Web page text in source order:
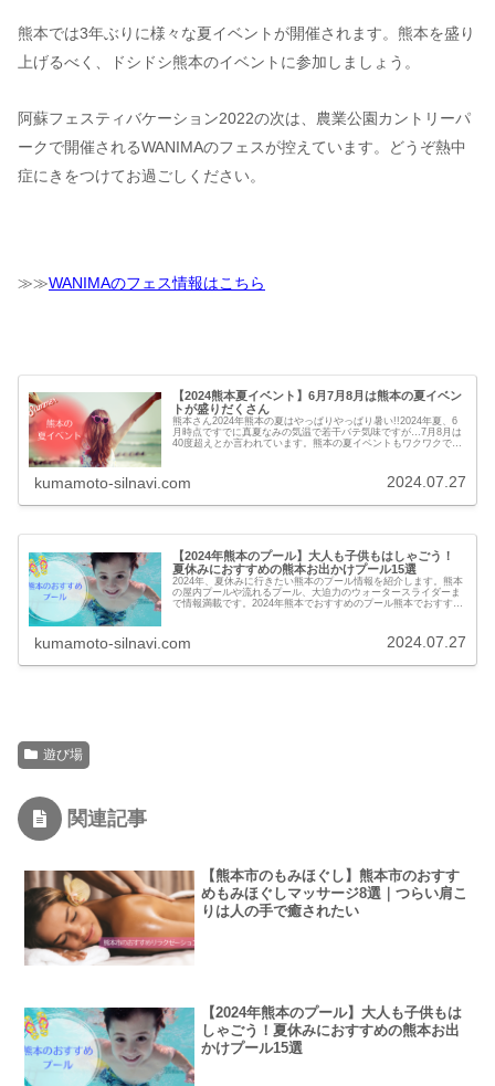
熊本では3年ぶりに様々な夏イベントが開催されます。熊本を盛り
上げるべく、ドシドシ熊本のイベントに参加しましょう。
阿蘇フェスティバケーション2022の次は、農業公園カントリーパ
ークで開催されるWANIMAのフェスが控えています。どうぞ熱中
症にきをつけてお過ごしください。
≫≫WANIMAのフェス情報はこちら
【2024熊本夏イベント】6月7月8月は熊本の夏イベン
トが盛りだくさん
熊本さん2024年熊本の夏はやっぱりやっぱり暑い!!2024年夏、6
月時点ですでに真夏なみの気温で若干バテ気味ですが…7月8月は
40度超えとか言われています。熊本の夏イベントもワクワクです
kumamoto-silnavi.com 2024.07.27
【2024年熊本のプール】大人も子供もはしゃごう！
夏休みにおすすめの熊本お出かけプール15選
2024年、夏休みに行きたい熊本のプール情報を紹介します。熊本
の屋内プールや流れるプール、大迫力のウォータースライダーま
で情報満載です。2024年熊本でおすすめのプール熊本でおすすめ
kumamoto-silnavi.com 2024.07.27
遊び場
関連記事
【熊本市のもみほぐし】熊本市のおすす
めもみほぐしマッサージ8選｜つらい肩こ
りは人の手で癒されたい
【2024年熊本のプール】大人も子供もは
しゃごう！夏休みにおすすめの熊本お出
かけプール15選